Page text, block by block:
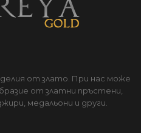
от злато. При нас може
от златни пръстени,
медальони и други.